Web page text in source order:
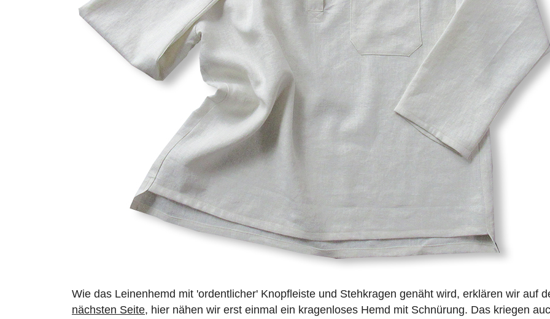
Wie das Leinenhemd mit 'ordentlicher' Knopfleiste und Stehkragen genäht wird, erklären wir auf
nächsten Seite, hier nähen wir erst einmal ein kragenloses Hemd mit Schnürung. Das kriegen